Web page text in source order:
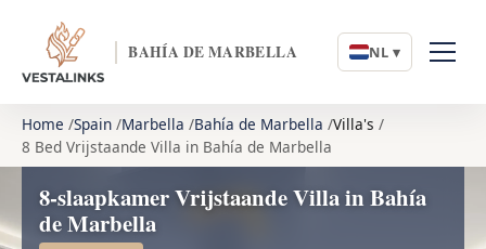
BAHÍA DE MARBELLA NL ▾
Home Spain Marbella Bahía de Marbella Villa's
8 Bed Vrijstaande Villa in Bahía de Marbella
8-slaapkamer Vrijstaande Villa in Bahía
de Marbella